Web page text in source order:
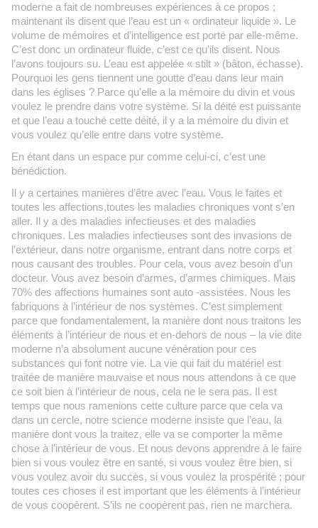
moderne a fait de nombreuses expériences à ce propos ;
maintenant ils disent que l’eau est un « ordinateur liquide ». Le
volume de mémoires et d’intelligence est porté par elle-même.
C’est donc un ordinateur fluide, c’est ce qu’ils disent. Nous
l’avons toujours su. L’eau est appelée « stilt » (bâton, échasse).
Pourquoi les gens tiennent une goutte d’eau dans leur main
dans les églises ? Parce qu’elle a la mémoire du divin et vous
voulez le prendre dans votre système. Si la déité est puissante
et que l’eau a touché cette déité, il y a la mémoire du divin et
vous voulez qu’elle entre dans votre système.
En étant dans un espace pur comme celui-ci, c’est une
bénédiction.
Il y a certaines manières d’être avec l’eau. Vous le faites et
toutes les affections,toutes les maladies chroniques vont s’en
aller. Il y a des maladies infectieuses et des maladies
chroniques. Les maladies infectieuses sont des invasions de
l’extérieur, dans notre organisme, entrant dans notre corps et
nous causant des troubles. Pour cela, vous avez besoin d’un
docteur. Vous avez besoin d’armes, d’armes chimiques. Mais
70% des affections humaines sont auto -assistées. Nous les
fabriquons à l’intérieur de nos systèmes. C’est simplement
parce que fondamentalement, la manière dont nous traitons les
éléments à l’intérieur de nous et en-dehors de nous – la vie dite
moderne n’a absolument aucune vénération pour ces
substances qui font notre vie. La vie qui fait du matériel est
traitée de manière mauvaise et nous nous attendons à ce que
ce soit bien à l’intérieur de nous, cela ne le sera pas. Il est
temps que nous ramenions cette culture parce que cela va
dans un cercle, notre science moderne insiste que l’eau, la
manière dont vous la traitez, elle va se comporter la même
chose à l’intérieur de vous. Et nous devons apprendre à le faire
bien si vous voulez être en santé, si vous voulez être bien, si
vous voulez avoir du succès, si vous voulez la prospérité ; pour
toutes ces choses il est important que les éléments à l’intérieur
de vous coopèrent. S’ils ne coopèrent pas, rien ne marchera.